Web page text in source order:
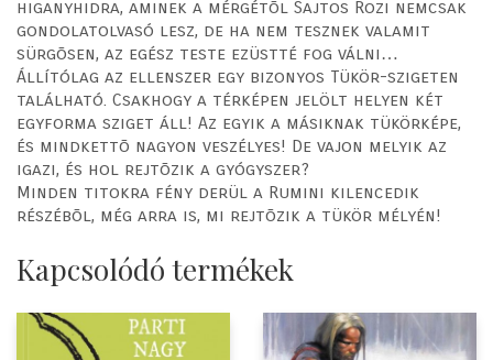
higanyhidra, aminek a mérgétõl Sajtos Rozi nemcsak
gondolatolvasó lesz, de ha nem tesznek valamit
sürgõsen, az egész teste ezüstté fog válni…
Állítólag az ellenszer egy bizonyos Tükör-szigeten
található. Csakhogy a térképen jelölt helyen két
egyforma sziget áll! Az egyik a másiknak tükörképe,
és mindkettõ nagyon veszélyes! De vajon melyik az
igazi, és hol rejtõzik a gyógyszer?
Minden titokra fény derül a Rumini kilencedik
részébõl, még arra is, mi rejtõzik a tükör mélyén!
Kapcsolódó termékek